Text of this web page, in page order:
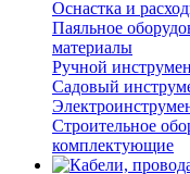
Оснастка и
Паяльное
материалы
Ручной
Садовый
Строительное
комплектующие